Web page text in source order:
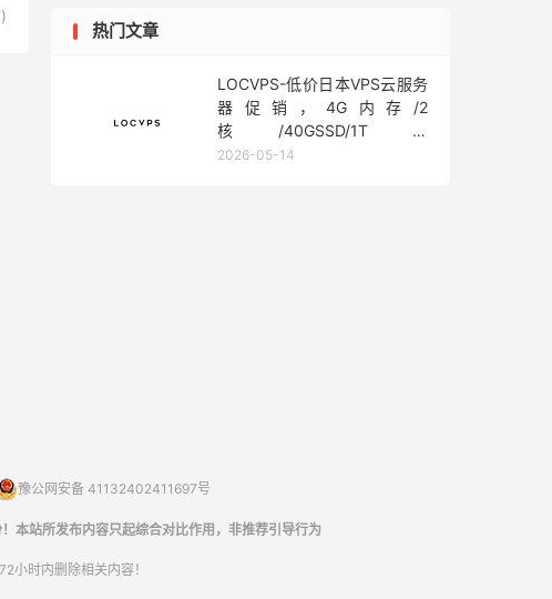
)
热门文章
LOCVPS-低价日本VPS云服务
器促销，4G内存/2
核/40GSSD/1T流
量/450Mbps带宽，低至36元/
2026-05-14
豫公网安备 41132402411697号
本站所发布内容只起综合对比作用，非推荐引导行为
小时内删除相关内容！